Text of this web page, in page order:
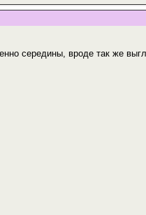
середины, вроде так же